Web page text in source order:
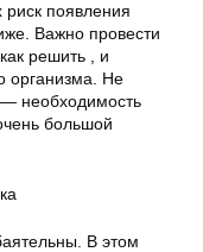
появления
Важно провести
решить , и
организма. Не
необходимость
большой
В этом